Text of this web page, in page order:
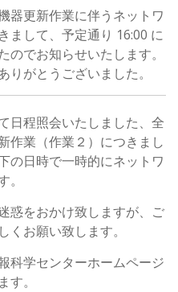
器更新作業に伴うネットワ
まして、予定通り 16:00 に
でお知らせいたします。
りがとうございました。
日程照会いたしました、全
作業（作業２）につきまし
の日時で一時的にネットワ
惑をおかけ致しますが、ご
お願い致します。
科学センターホームページ
。